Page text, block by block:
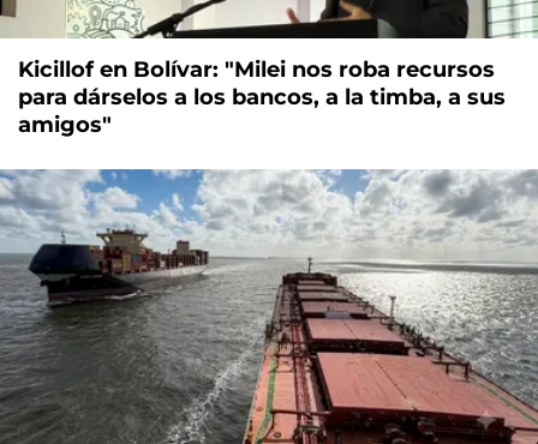
Kicillof en Bolívar: "Milei nos roba recursos
para dárselos a los bancos, a la timba, a sus
amigos"